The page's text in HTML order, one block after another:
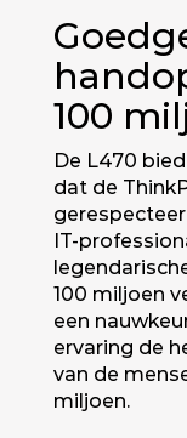
100
De L470
dat de
IT-
100 miljoen
een
ervaring de
van de
miljoen.